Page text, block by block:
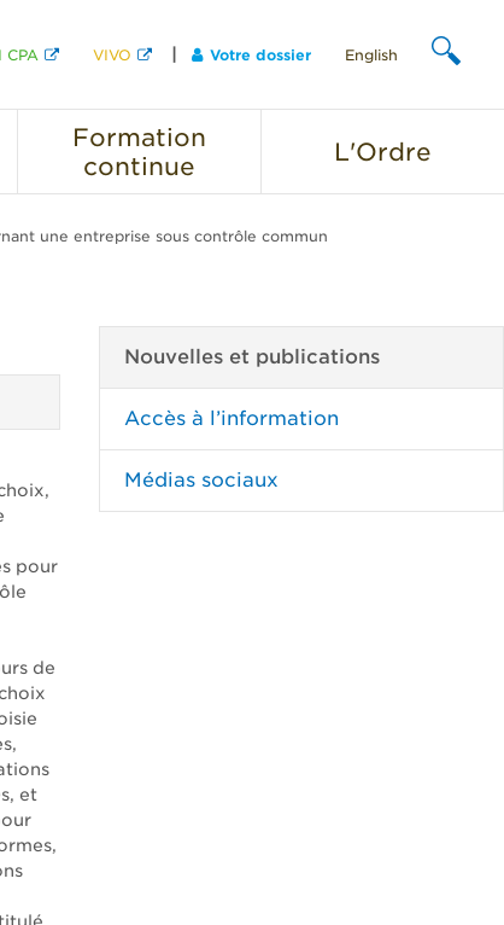
CPA VIVO Votre dossier English
Formation
continue
L'Ordre
une entreprise sous contrôle commun
pour
de
s, et
Nouvelles et publications
Accès à l’information
Médias sociaux